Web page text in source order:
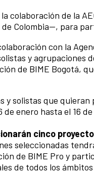
la colaboración de la
Colombia—, para
con la
y agrupaciones
de BIME Bogotá,
y solistas que
de enero hasta el 16
cinco
seleccionadas
de BIME Pro y
de todos los